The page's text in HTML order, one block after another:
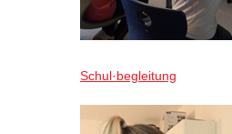
Schul·begleitung